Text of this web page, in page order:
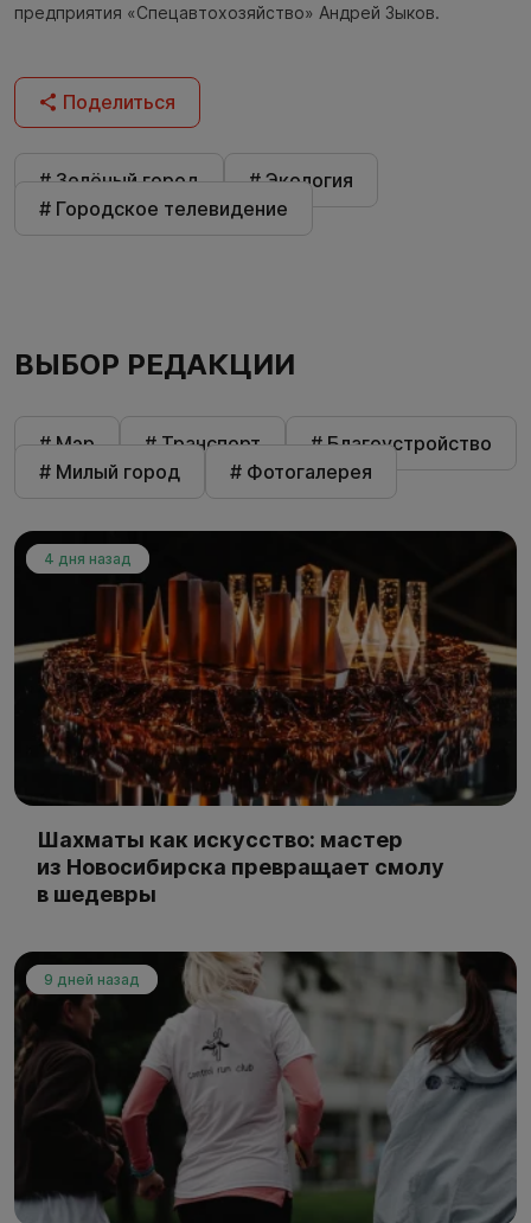
предприятия «Спецавтохозяйство» Андрей Зыков.
Поделиться
# Зелёный город
# Экология
# Городское телевидение
ВЫБОР РЕДАКЦИИ
# Мэр # Транспорт
# Благоустройство
# Милый город
# Фотогалерея
4 дня назад
Шахматы как искусство: мастер
из Новосибирска превращает смолу
в шедевры
9 дней назад